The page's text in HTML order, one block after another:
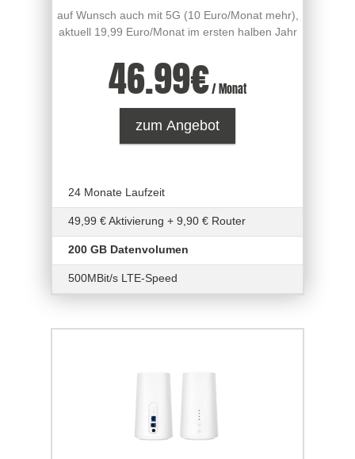
auf Wunsch auch mit 5G (10 Euro/Monat mehr),
aktuell 19,99 Euro/Monat im ersten halben Jahr
46.99€/ Monat
zum Angebot
24 Monate Laufzeit
49,99 € Aktivierung + 9,90 € Router
200 GB Datenvolumen
500MBit/s LTE-Speed